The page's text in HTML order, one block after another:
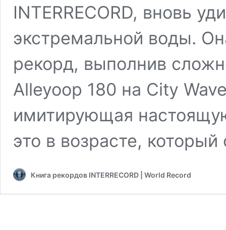
INTERRECORD, вновь
экстремальной воды.
рекорд, выполнив
Alleyoop 180 на City
имитирующая
это в возрасте,
Книга рекордов INTERRECORD | World Record